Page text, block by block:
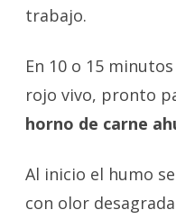
trabajo.
En 10 o 15
rojo vivo, pronto
horno de carne
Al inicio el humo
con olor